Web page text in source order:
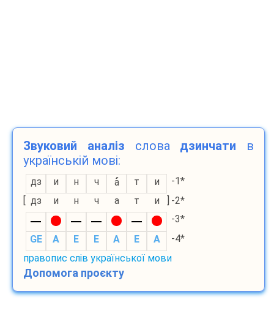
Звуковий аналіз слова дзинчати в
українській мові:
дз и н ч а т и
-1*
[ дз и н ч а т и ] -2*
-3*
GE
A E E A E A
-4*
правопис слів української мови
Допомога проєкту